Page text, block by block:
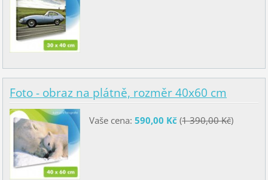
Foto - obraz na plátně, rozměr 40x60 cm
Vaše cena: 590,00 Kč(1 390,00 Kč)